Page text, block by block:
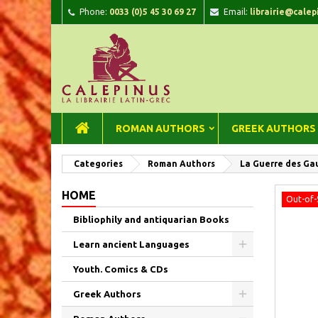
Phone: 0033 (0)5 45 30 69 27 Email:
ROMAN AUTHORS GREEK AUTHORS
Categories Roman Authors La Guerre des
HOME
Bibliophily and antiquarian Books
Learn ancient Languages
Youth. Comics & CDs
Greek Authors
Out-of-